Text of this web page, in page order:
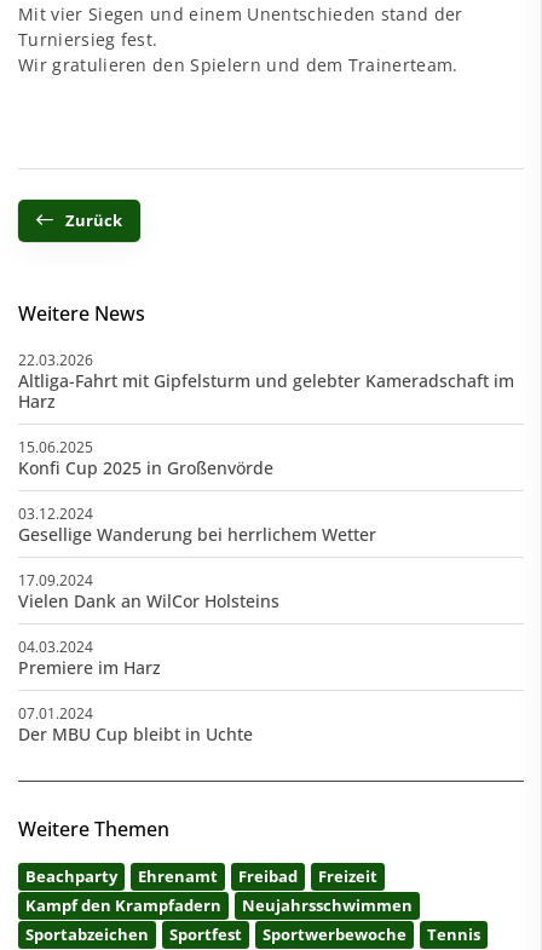
Mit vier Siegen und einem Unentschieden stand der
Turniersieg fest.
Wir gratulieren den Spielern und dem Trainerteam.
Zurück
Weitere News
22.03.2026
Altliga-Fahrt mit Gipfelsturm und gelebter Kameradschaft im
Harz
15.06.2025
Konfi Cup 2025 in Großenvörde
03.12.2024
Gesellige Wanderung bei herrlichem Wetter
17.09.2024
Vielen Dank an WilCor Holsteins
04.03.2024
Premiere im Harz
07.01.2024
Der MBU Cup bleibt in Uchte
Weitere Themen
Beachparty Ehrenamt Freibad
Freizeit
Kampf den Krampfadern
Neujahrsschwimmen
Sportabzeichen
Sportfest Sportwerbewoche
Tennis